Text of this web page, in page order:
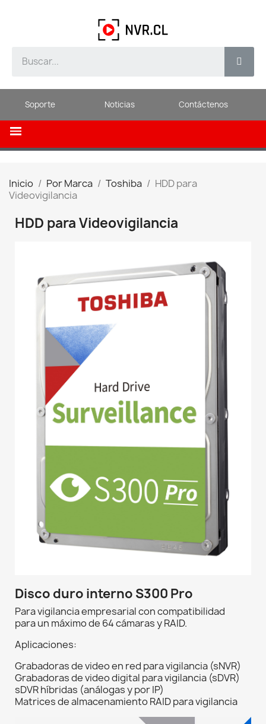
Soporte Noticias Contáctenos
Inicio Por Marca Toshiba
HDD para
Videovigilancia
HDD para Videovigilancia
Disco duro interno S300 Pro
Para vigilancia empresarial con compatibilidad
para un máximo de 64 cámaras y RAID.
Aplicaciones:
Grabadoras de video en red para vigilancia (sNVR)
Grabadoras de video digital para vigilancia (sDVR)
sDVR híbridas (análogas y por IP)
Matrices de almacenamiento RAID para vigilancia